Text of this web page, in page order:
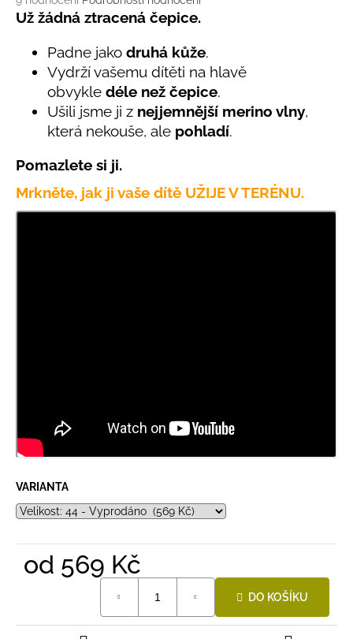
hodnocení
hvězdiček.
Už žádná ztracená čepice.
Padne jako druhá kůže.
Vydrží vašemu dítěti na hlavě
obvykle déle než čepice.
Ušili jsme ji z nejjemnější merino vlny,
která nekouše, ale pohladí.
Pomazlete si ji.
Mrkněte, jak ji vaše dítě UŽIJE V TERÉNU.
VARIANTA
od 569 Kč
DO KOŠÍKU
u
BAMBUSOVÉ
NÁMOŘNICKÉ
PRUHY
MODRÉ
435